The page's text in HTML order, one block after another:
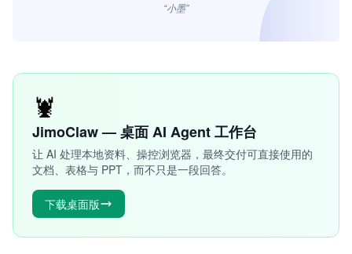
“小墨”
🦞
JimoClaw — 桌面 AI Agent 工作台
让 AI 处理本地资料、操控浏览器，最终交付可直接使用的
文档、表格与 PPT，而不只是一段回答。
下载桌面版